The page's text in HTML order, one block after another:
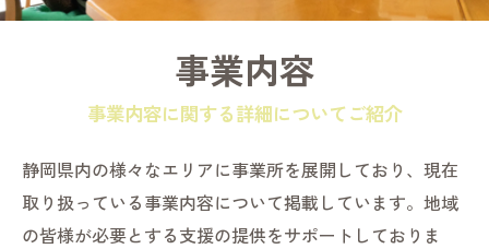
事業内容
事業内容に関する詳細についてご紹介
静岡県内の様々なエリアに事業所を展開しており、現在
取り扱っている事業内容について掲載しています。地域
の皆様が必要とする支援の提供をサポートしておりま